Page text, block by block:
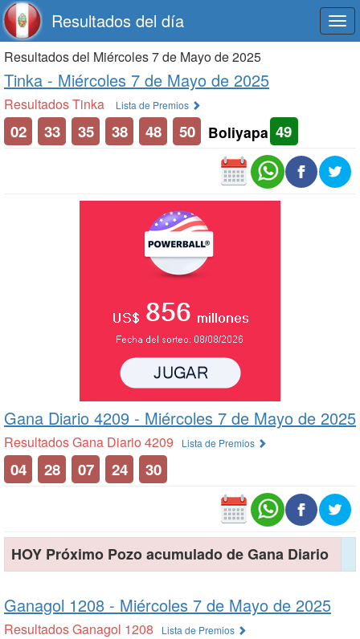
Resultados del día
Resultados del Miércoles 7 de Mayo de 2025
Tinka - Miércoles 7 de Mayo de 2025
Resultados Tinka Lista de Premios
02 33 35 38 48 50 Boliyapa 49
Gana Diario 4209 - Miércoles 7 de Mayo de 2025
Resultados Gana Diario 4209 Lista de Premios
04 28 07 24 30
HOY Próximo Pozo acumulado de Gana Diario
Ganagol 1208 - Miércoles 7 de Mayo de 2025
Resultados Ganagol 1208 Lista de Premios